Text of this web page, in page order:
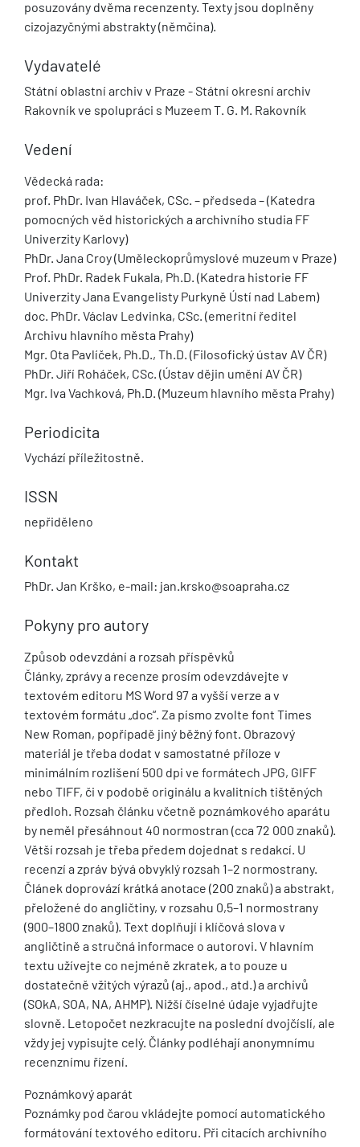
posuzovány dvěma recenzenty. Texty jsou doplněny
cizojazyčnými abstrakty (němčina).
Vydavatelé
Státní oblastní archiv v Praze - Státní okresní archiv
Rakovník ve spolupráci s Muzeem T. G. M. Rakovník
Vedení
Vědecká rada:
prof. PhDr. Ivan Hlaváček, CSc. – předseda – (Katedra
pomocných věd historických a archivního studia FF
Univerzity Karlovy)
PhDr. Jana Croy (Uměleckoprůmyslové muzeum v Praze)
Prof. PhDr. Radek Fukala, Ph.D. (Katedra historie FF
Univerzity Jana Evangelisty Purkyně Ústí nad Labem)
doc. PhDr. Václav Ledvinka, CSc. (emeritní ředitel
Archivu hlavního města Prahy)
Mgr. Ota Pavlíček, Ph.D., Th.D. (Filosofický ústav AV ČR)
PhDr. Jiří Roháček, CSc. (Ústav dějin umění AV ČR)
Mgr. Iva Vachková, Ph.D. (Muzeum hlavního města Prahy)
Periodicita
Vychází příležitostně.
ISSN
nepřiděleno
Kontakt
PhDr. Jan Krško, e-mail: jan.krsko@soapraha.cz
Pokyny pro autory
Způsob odevzdání a rozsah příspěvků
Články, zprávy a recenze prosím odevzdávejte v
textovém editoru MS Word 97 a vyšší verze a v
textovém formátu „doc“. Za písmo zvolte font Times
New Roman, popřípadě jiný běžný font. Obrazový
materiál je třeba dodat v samostatné příloze v
minimálním rozlišení 500 dpi ve formátech JPG, GIFF
nebo TIFF, či v podobě originálu a kvalitních tištěných
předloh. Rozsah článku včetně poznámkového aparátu
by neměl přesáhnout 40 normostran (cca 72 000 znaků).
Větší rozsah je třeba předem dojednat s redakcí. U
recenzí a zpráv bývá obvyklý rozsah 1–2 normostrany.
Článek doprovází krátká anotace (200 znaků) a abstrakt,
přeložené do angličtiny, v rozsahu 0,5–1 normostrany
(900–1800 znaků). Text doplňují i klíčová slova v
angličtině a stručná informace o autorovi. V hlavním
textu užívejte co nejméně zkratek, a to pouze u
dostatečně vžitých výrazů (aj., apod., atd.) a archivů
(SOkA, SOA, NA, AHMP). Nižší číselné údaje vyjadřujte
slovně. Letopočet nezkracujte na poslední dvojčíslí, ale
vždy jej vypisujte celý. Články podléhají anonymnímu
recenznímu řízení.
Poznámkový aparát
Poznámky pod čarou vkládejte pomocí automatického
formátování textového editoru. Při citacích archivního